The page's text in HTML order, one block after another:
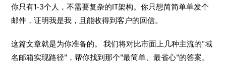
你只有1-3个人，不需要复杂的IT架构。你只想简简单单发个
邮件，证明我是我，且能收得到客户的回信。
这篇文章就是为你准备的。 我们将对比市面上几种主流的"域
名邮箱实现路径"，帮你找到那个"最简单、最省心"的答案。